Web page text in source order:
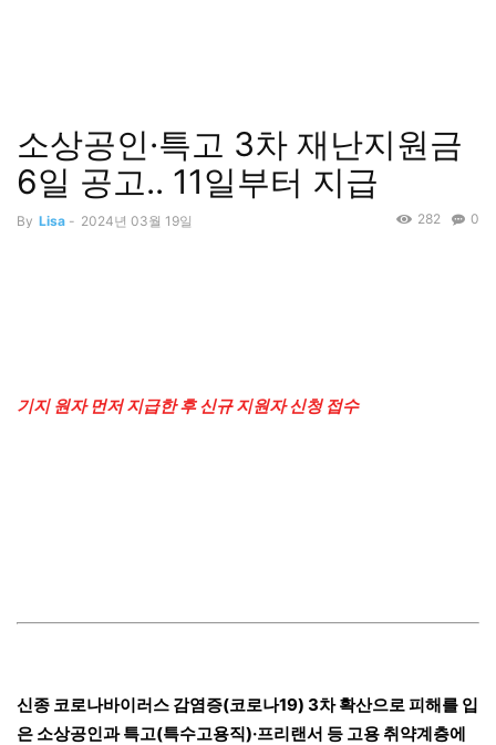
소상공인·특고 3차 재난지원금
6일 공고.. 11일부터 지급
By Lisa - 2024년 03월 19일 0
282
기지 원자 먼저 지급한 후 신규 지원자 신청 접수
신종 코로나바이러스 감염증(코로나19) 3차 확산으로 피해를 입
은 소상공인과 특고(특수고용직)·프리랜서 등 고용 취약계층에